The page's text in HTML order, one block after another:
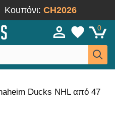
Κουπόνι: CH2026
0
Ducks NHL από 47